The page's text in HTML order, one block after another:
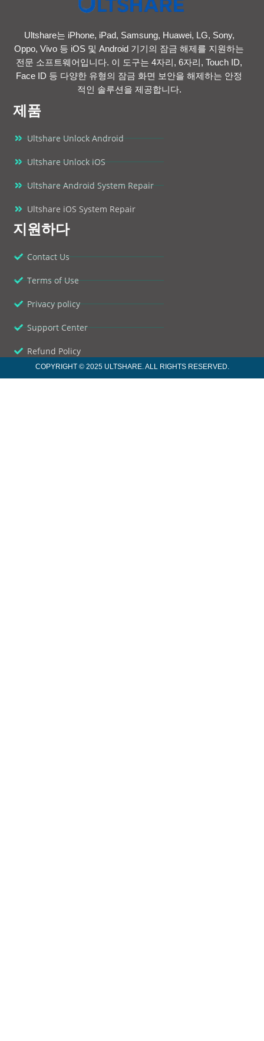
Ultshare는 iPhone, iPad, Samsung, Huawei, LG, Sony,
Oppo, Vivo 등 iOS 및 Android 기기의 잠금 해제를 지원하는
전문 소프트웨어입니다. 이 도구는 4자리, 6자리, Touch ID,
Face ID 등 다양한 유형의 잠금 화면 보안을 해제하는 안정
적인 솔루션을 제공합니다.
제품
Ultshare Unlock Android
Ultshare Unlock iOS
Ultshare Android System Repair
Ultshare iOS System Repair
지원하다
Contact Us
Terms of Use
Privacy policy
Support Center
Refund Policy
COPYRIGHT © 2025 ULTSHARE. ALL RIGHTS RESERVED.